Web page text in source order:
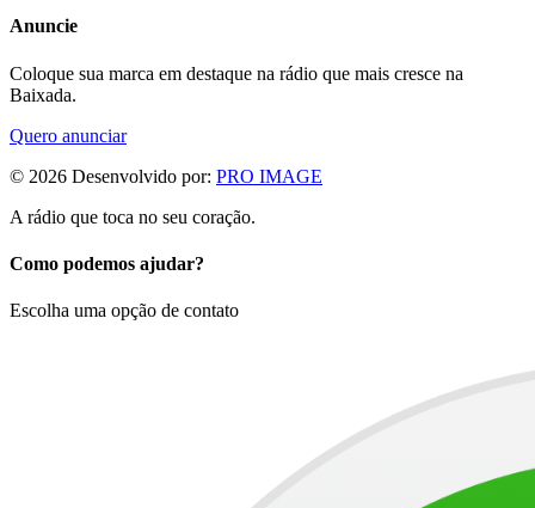
Anuncie
Coloque sua marca em destaque na rádio que mais cresce na
Baixada.
Quero anunciar
© 2026 Desenvolvido por: PRO IMAGE
A rádio que toca no seu coração.
Como podemos ajudar?
Escolha uma opção de contato